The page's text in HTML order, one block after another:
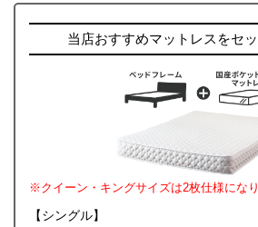
当店おすすめマットレスをセ
※クイーン・キングサイズは2枚仕様になり
【シングル】